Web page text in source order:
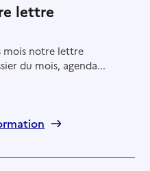
lettre
mois notre lettre
du mois, agenda...